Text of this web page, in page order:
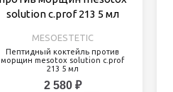
MESOESTETIC
Пептидный коктейль против
морщин mesotox solution c.prof
213 5 мл
2 580 ₽